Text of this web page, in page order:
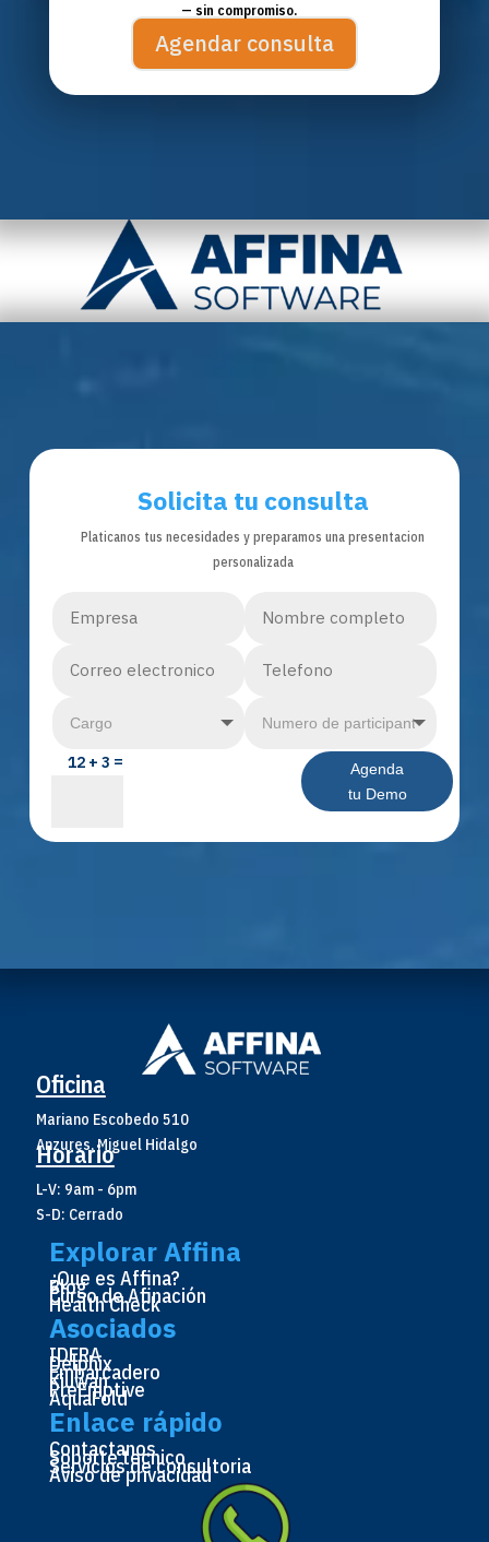
Agendar consulta
— sin compromiso.
Solicita tu consulta
Platicanos tus necesidades y preparamos una presentacion
personalizada
12 + 3
Agenda
tu Demo
Oficina
Mariano Escobedo 510
Anzures, Miguel Hidalgo
Horario
L-V: 9am - 6pm
S-D: Cerrado
Explorar Affina
¿Que es Affina?
Blog
Curso de Afinación
Health Check
Asociados
IDERA
Delphix
Embarcadero
Kiuwan
PreEmptive
AquaFold
Enlace rápido
Contactanos
Soporte tecnico
Servicios de consultoria
Aviso de privacidad